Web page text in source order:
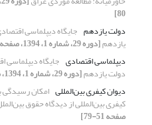
80]
دولت یازدهم جایگاه دیپلماسی
یازدهم[دوره 29، شماره 1، 1394، صفحه 7-52]
دیپلماسی اقتصادی جایگاه
دولت یازدهم[دوره 29، شماره 1، 1394، صفحه 7-52]
دیوان کیفری بین‌المللی امکان رسیدگی
کیفری بین‌المللی از دیدگاه حقوق
صفحه 51-79]